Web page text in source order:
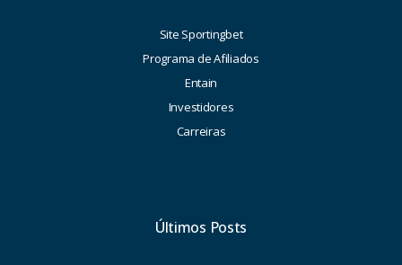
Site Sportingbet
Programa de Afiliados
Entain
Investidores
Carreiras
Últimos Posts